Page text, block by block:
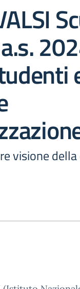
visione
CLASSI II